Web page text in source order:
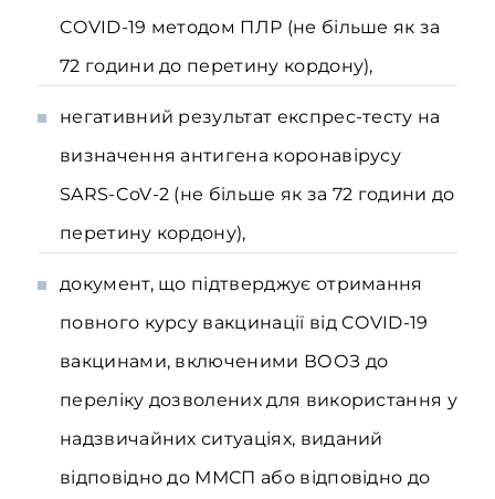
COVID-19 методом ПЛР (не більше як за
72 години до перетину кордону),
негативний результат експрес-тесту на
визначення антигена коронавірусу
SARS-CoV-2 (не більше як за 72 години до
перетину кордону),
документ, що підтверджує отримання
повного курсу вакцинації від COVID-19
вакцинами, включеними ВООЗ до
переліку дозволених для використання у
надзвичайних ситуаціях, виданий
відповідно до ММСП або відповідно до